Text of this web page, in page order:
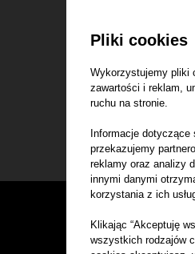
Pliki cookies
Wykorzystujemy pliki
zawartości i reklam,
ruchu na stronie.
Informacje
przekazujemy
reklamy oraz analizy
innymi danymi
korzystania z ich
Klikając “Akceptuję
wszystkich rodzajów